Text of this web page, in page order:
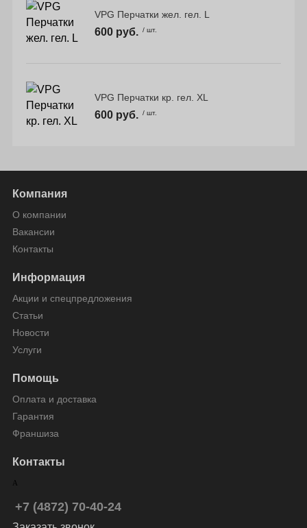
VPG Перчатки жел. гел. L
600 руб. / шт.
VPG Перчатки кр. гел. XL
600 руб. / шт.
Компания
О компании
Вакансии
Контакты
Информация
Акции и спецпредложения
Статьи
Новости
Услуги
Помощь
Оплата и доставка
Гарантия
Франшиза
Контакты
+7 (4872) 70-40-24